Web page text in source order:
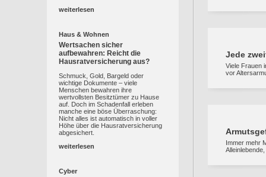
weiterlesen
Haus & Wohnen
Wertsachen sicher
aufbewahren: Reicht die
Hausratversicherung aus?
Schmuck, Gold, Bargeld oder
wichtige Dokumente – viele
Menschen bewahren ihre
wertvollsten Besitztümer zu Hause
auf. Doch im Schadenfall erleben
manche eine böse Überraschung:
Nicht alles ist automatisch in voller
Höhe über die Hausratversicherung
abgesichert.
weiterlesen
Cyber
Jede
Viele Frauen
vor
Immer mehr